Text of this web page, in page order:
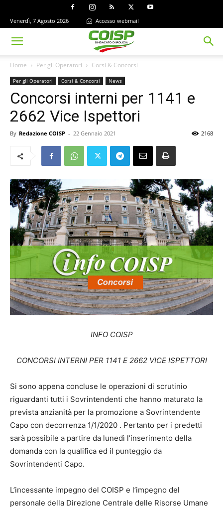
Venerdì, 7 Agosto 2026 Accesso webmail
Home Per gli Operatori Corsi & Concorsi
Per gli Operatori Corsi & Concorsi News
Concorsi interni per 1141 e
2662 Vice Ispettori
By Redazione COISP - 22 Gennaio 2021 2168
INFO COISP
CONCORSI INTERNI PER 1141 E 2662 VICE ISPETTORI
Si sono appena concluse le operazioni di scrutinio
riguardanti tutti i Sovrintendenti che hanno maturato la
prevista anzianità per la promozione a Sovrintendente
Capo con decorrenza 1/1/2020 . Pertanto per i predetti
sarà possibile a partire da lunedì l’inserimento della
domanda con la qualifica ed il punteggio da
Sovrintendenti Capo.
L’incessante impegno del COISP e l’impegno del
personale della Direzione Centrale delle Risorse Umane